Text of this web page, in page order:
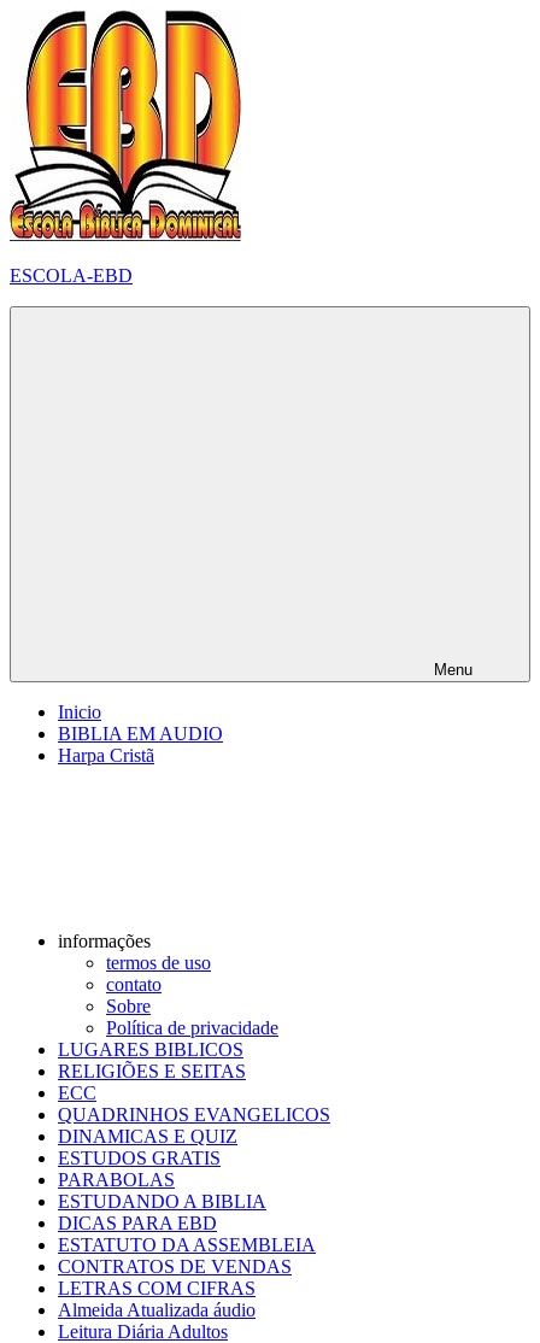
para
conteúdo
ESCOLA-EBD
Menu
Inicio
BIBLIA EM AUDIO
Harpa Cristã
informações
termos de uso
contato
Sobre
Política de privacidade
LUGARES BIBLICOS
RELIGIÕES E SEITAS
ECC
QUADRINHOS EVANGELICOS
DINAMICAS E QUIZ
ESTUDOS GRATIS
PARABOLAS
ESTUDANDO A BIBLIA
DICAS PARA EBD
ESTATUTO DA ASSEMBLEIA
CONTRATOS DE VENDAS
LETRAS COM CIFRAS
Almeida Atualizada áudio
Leitura Diária Adultos